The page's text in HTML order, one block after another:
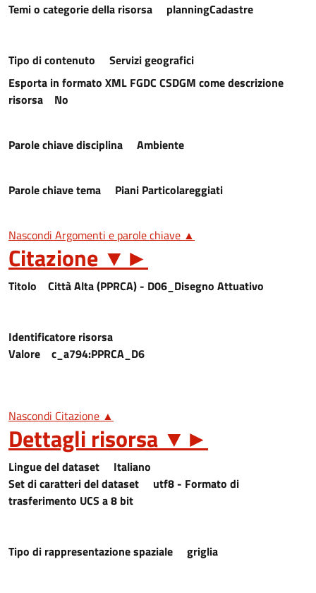
Temi o categorie della risorsa planningCadastre
Tipo di contenuto Servizi geografici
Esporta in formato XML FGDC CSDGM come descrizione
risorsa No
Parole chiave disciplina Ambiente
Parole chiave tema Piani Particolareggiati
Nascondi Argomenti e parole chiave ▲
Citazione ▼ ►
Titolo Città Alta (PPRCA) - D06_Disegno Attuativo
Identificatore risorsa
Valore c_a794:PPRCA_D6
Nascondi Citazione ▲
Dettagli risorsa ▼ ►
Lingue del dataset Italiano
Set di caratteri del dataset utf8 - Formato di
trasferimento UCS a 8 bit
Tipo di rappresentazione spaziale griglia